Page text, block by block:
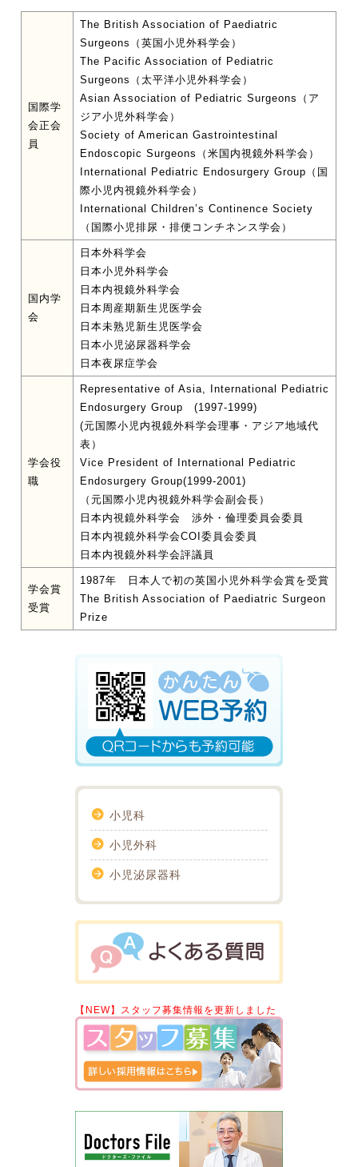
国際学
会正会
員
The British Association of Paediatric
Surgeons（英国小児外科学会）
The Pacific Association of Pediatric
Surgeons（太平洋小児外科学会）
Asian Association of Pediatric Surgeons（ア
ジア小児外科学会）
Society of American Gastrointestinal
Endoscopic Surgeons（米国内視鏡外科学会）
International Pediatric Endosurgery Group（国
際小児内視鏡外科学会）
International Children’s Continence Society
（国際小児排尿・排便コンチネンス学会）
国内学
会
日本外科学会
日本小児外科学会
日本内視鏡外科学会
日本周産期新生児医学会
日本未熟児新生児医学会
日本小児泌尿器科学会
日本夜尿症学会
学会役
職
Representative of Asia, International Pediatric
Endosurgery Group (1997-1999)
(元国際小児内視鏡外科学会理事・アジア地域代
表）
Vice President of International Pediatric
Endosurgery Group(1999-2001)
（元国際小児内視鏡外科学会副会長）
日本内視鏡外科学会 渉外・倫理委員会委員
日本内視鏡外科学会COI委員会委員
日本内視鏡外科学会評議員
学会賞
受賞
1987年 日本人で初の英国小児外科学会賞を受賞
The British Association of Paediatric Surgeon
Prize
小児科
小児外科
小児泌尿器科
【NEW】スタッフ募集情報を更新しました